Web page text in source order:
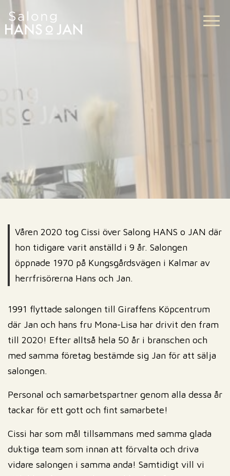
Våren 2020 tog Cissi över Salong HANS o JAN där
hon tidigare varit anställd i 9 år. Salongen
öppnade 1970 på Kungsgårdsvägen i Kalmar av
herrfrisörerna Hans och Jan.
1991 flyttade salongen till Giraffens Köpcentrum
där Jan och hans fru Mona-Lisa har drivit den fram
till 2020! Efter alltså hela 50 år i branschen och
med samma företag bestämde sig Jan för att sälja
salongen.
Personal och samarbetspartner genom alla dessa år
tackar för ett gott och fint samarbete!
Cissi har som mål tillsammans med samma glada
duktiga team som innan att förvalta och driva
vidare salongen i samma anda! Samtidigt vill vi